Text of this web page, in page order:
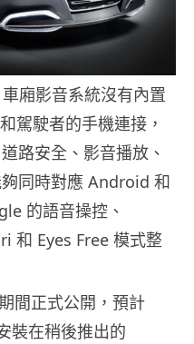
廂影音系統沒有內置
駕駛者的手機連接，
路安全、影音播放、
同時對應 Android 和
的語音操控、
和 Eyes Free 模式整
間正式公開，預計
裝在稍後推出的